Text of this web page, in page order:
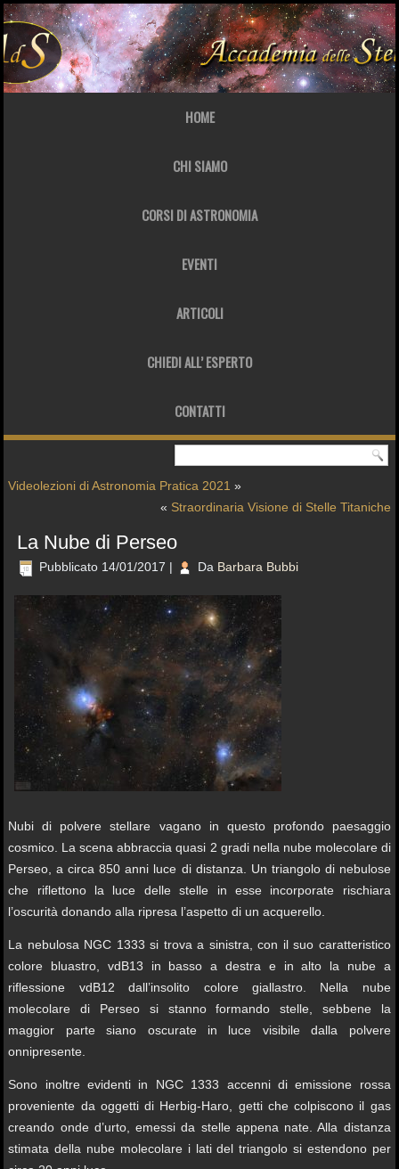
HOME
CHI SIAMO
CORSI DI ASTRONOMIA
EVENTI
ARTICOLI
CHIEDI ALL’ ESPERTO
CONTATTI
Videolezioni di Astronomia Pratica 2021 »
« Straordinaria Visione di Stelle Titaniche
La Nube di Perseo
Pubblicato 14/01/2017 | Da Barbara Bubbi
Nubi di polvere stellare vagano in questo profondo paesaggio
cosmico. La scena abbraccia quasi 2 gradi nella nube molecolare di
Perseo, a circa 850 anni luce di distanza. Un triangolo di nebulose
che riflettono la luce delle stelle in esse incorporate rischiara
l’oscurità donando alla ripresa l’aspetto di un acquerello.
La nebulosa NGC 1333 si trova a sinistra, con il suo caratteristico
colore bluastro, vdB13 in basso a destra e in alto la nube a
riflessione vdB12 dall’insolito colore giallastro. Nella nube
molecolare di Perseo si stanno formando stelle, sebbene la
maggior parte siano oscurate in luce visibile dalla polvere
onnipresente.
Sono inoltre evidenti in NGC 1333 accenni di emissione rossa
proveniente da oggetti di Herbig-Haro, getti che colpiscono il gas
creando onde d’urto, emessi da stelle appena nate. Alla distanza
stimata della nube molecolare i lati del triangolo si estendono per